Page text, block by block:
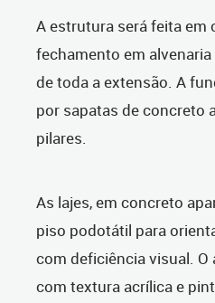
A estrutura será feita em
fechamento em
de toda a extensão. A
por sapatas de concreto
pilares.
As lajes, em concreto
piso podotátil para
com deficiência visual.
com textura acrílica e